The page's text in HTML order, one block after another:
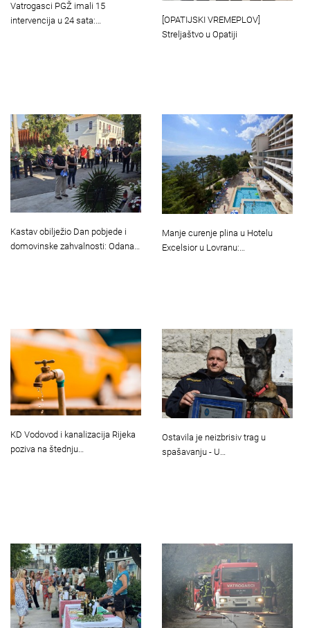
Vatrogasci PGŽ imali 15
intervencija u 24 sata:…
[OPATIJSKI VREMEPLOV]
Streljaštvo u Opatiji
Kastav obilježio Dan pobjede i
domovinske zahvalnosti: Odana…
Manje curenje plina u Hotelu
Excelsior u Lovranu:…
KD Vodovod i kanalizacija Rijeka
poziva na štednju…
Ostavila je neizbrisiv trag u
spašavanju - U…